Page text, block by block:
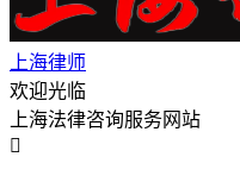
上海律师
欢迎光临
上海法律咨询服务网站
